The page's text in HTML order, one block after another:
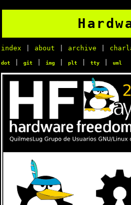
index about archive
dot git img plt tty uml